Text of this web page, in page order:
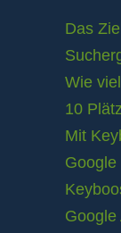
Das
Wie
10
Mit
Google
Google